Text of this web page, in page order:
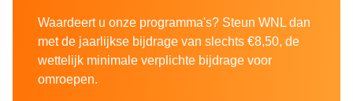
Waardeert u onze programma's? Steun WNL dan
met de jaarlijkse bijdrage van slechts €8,50, de
wettelijk minimale verplichte bijdrage voor
omroepen.